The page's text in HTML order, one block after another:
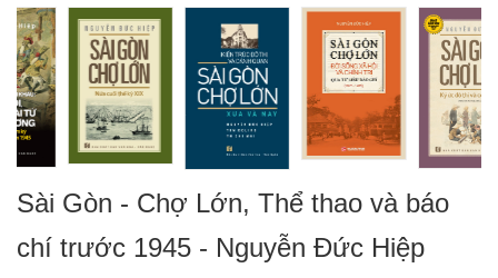
Sài Gòn - Chợ Lớn, Thể thao và báo
chí trước 1945 - Nguyễn Đức Hiệp